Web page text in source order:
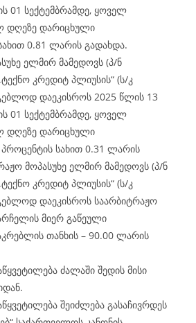
01 სექტემბრამდე, ყოველ
დღეზე დარიცხული
0.81 ლარის გადახდა.
ელმირ მამედოვს (პ/ნ
კრედიტ პლიუსის“ (ს/კ
დაეკისროს 2025 წლის 13
01 სექტემბრამდე, ყოველ
დღეზე დარიცხული
სახით 0.31 ლარის
მოპასუხე ელმირ მამედოვს (პ/ნ
კრედიტ პლიუსის“ (ს/კ
დაეკისროს საარბიტრაჟო
მიერ გაწეული
თანხის – 90.00 ლარის
ძალაში შედის მისი
შეიძლება გასაჩივრდეს